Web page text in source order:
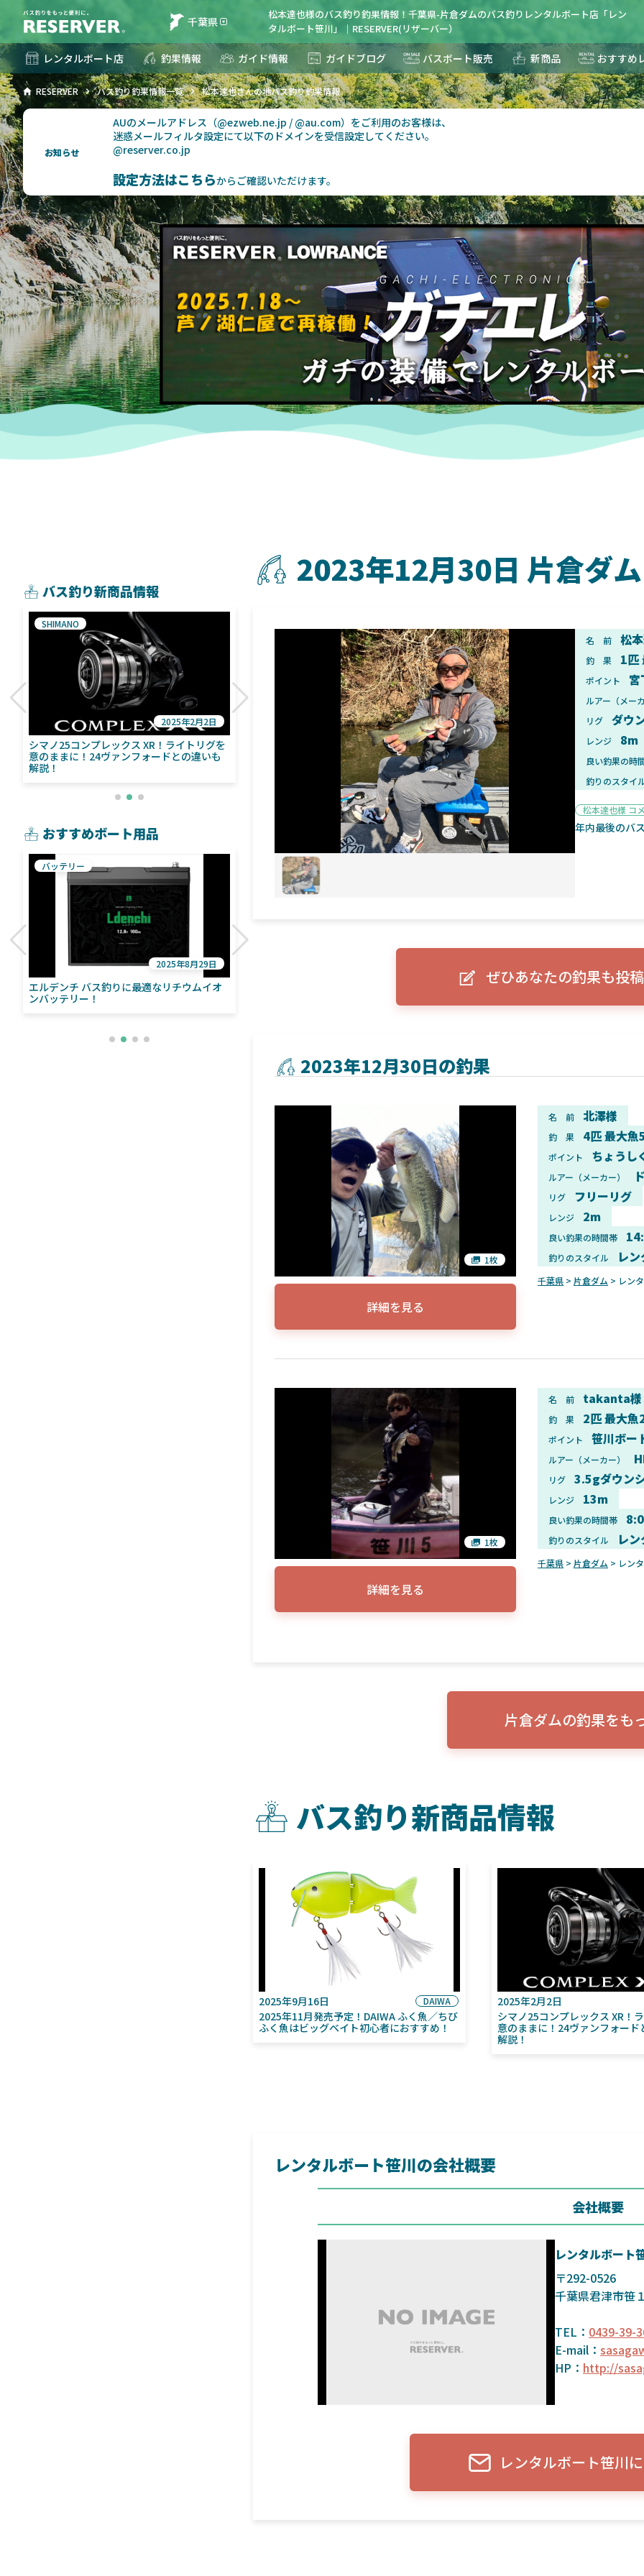
千葉県
松本達也様のバス釣り釣果情報！千葉県-片倉ダムのバス釣りレンタルボート店「レン
タルボート笹川」｜RESERVER(リザーバー）
レンタルボート店 釣果情報 ガイド情報 ガイドブログ バスボート販売 新商品 おすすめ
RESERVER バス釣り釣果情報一覧 松本達也さんの地バス釣り釣果情報
お知らせ
AUのメールアドレス（@ezweb.ne.jp / @au.com）をご利用のお客様は、
迷惑メールフィルタ設定にて以下のドメインを受信設定してください。
@reserver.co.jp
設定方法はこちらからご確認いただけます。
2023年12月30日 片倉ダ
名 前 松
釣 果 1匹
ポイント 宮
ルアー（メー
リグ
ダウ
レンジ 8m
良い釣果の時
釣りのスタイ
松本達也様 コ
年内最後のバ
ぜひあなたの釣果も投
2023年12月30日の釣果
1枚
名 前 北澤様
釣 果 4匹 最大
ポイント ちょうし
ルアー（メーカー）
リグ フリーリグ
レンジ 2m
良い釣果の時間帯
釣りのスタイル レ
千葉県 > 片倉ダム > レン
詳細を見る
1枚
名 前 takanta様
釣 果 2匹 最大
ポイント 笹川ボー
ルアー（メーカー）
リグ 3.5gダウン
レンジ 13m
良い釣果の時間帯
釣りのスタイル レ
千葉県 > 片倉ダム > レン
詳細を見る
片倉ダムの釣果をも
バス釣り新商品情報
2025年9月16日 DAIWA
2025年11月発売予定！DAIWA ふく魚／ちび
ふく魚はビッグベイト初心者におすすめ！
2025年2月2日
シマノ25コンプレックス XR！
意のままに！24ヴァンフォード
解説！
レンタルボート笹川の会社概要
会社概要
レンタルボート
〒292-0526
千葉県君津市笹
TEL： 0439-39-
E-mail：
HP： http://
レンタルボート笹川
バス釣り新商品情報
シマノ25コンプレックス XR！ライトリグを
意のままに！24ヴァンフォードとの違いも
解説！
SHIMANO
2025年2月2日
シマノ24ヴァンフォード！自重155gと超軽
量！ストラディックとの違いも解説！
2025年1月28日
2025年11月発売予定！DAIWA ふ
ふく魚はビッグベイト初心者にお
2025年
おすすめボート用品
エルデンチ バス釣りに最適なリチウムイオ
ンバッテリー！
バッテリー
2025年8月29日
ライブソナーをより身近に！HOOK REVEAL
魚探
ELowrance EAGLE 7/9インチ トリ